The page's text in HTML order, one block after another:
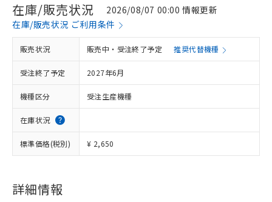
在庫/販売状況
2026/08/07 00:00 情報更新
在庫/販売状況 ご利用条件
販売状況 販売中・受注終了予定 推奨代替機種
受注終了予定 2027年6月
機種区分 受注生産機種
在庫状況
標準価格(税別) ¥ 2,650
詳細情報